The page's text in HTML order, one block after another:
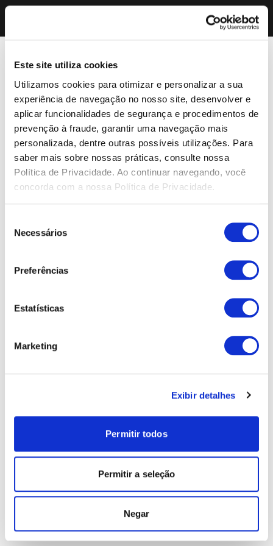
Este site utiliza cookies
Utilizamos cookies para otimizar e personalizar a sua
experiência de navegação no nosso site, desenvolver e
aplicar funcionalidades de segurança e procedimentos de
prevenção à fraude, garantir uma navegação mais
personalizada, dentre outras possíveis utilizações. Para
saber mais sobre nossas práticas, consulte nossa
Política de Privacidade. Ao continuar navegando, você
concorda com a nossa Política de Privacidade.
Necessários
Preferências
Estatísticas
Marketing
Exibir detalhes
Permitir todos
Permitir a seleção
Negar